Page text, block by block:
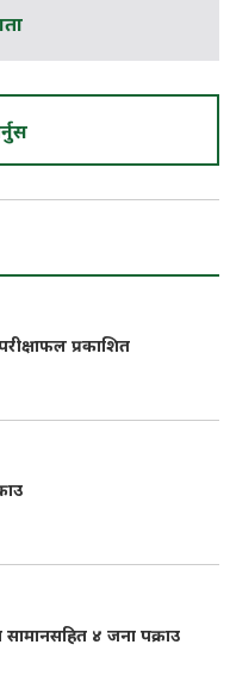
प्रकाशित
४ जना पक्राउ